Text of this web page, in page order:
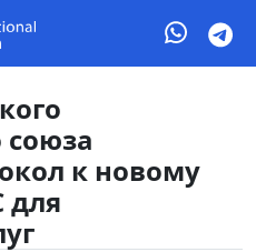
союза
к новому
для